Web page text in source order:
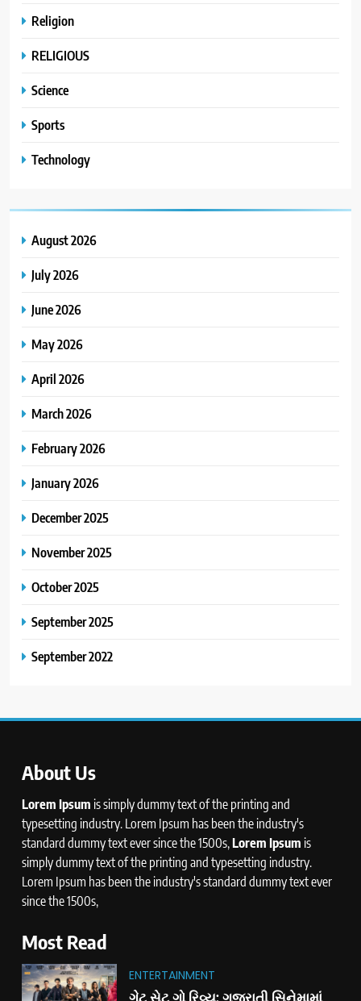
Religion
RELIGIOUS
Science
Sports
Technology
August 2026
July 2026
June 2026
May 2026
April 2026
March 2026
February 2026
January 2026
December 2025
November 2025
October 2025
September 2025
September 2022
About Us
Lorem Ipsum is simply dummy text of the printing and
typesetting industry. Lorem Ipsum has been the industry's
standard dummy text ever since the 1500s,Lorem Ipsum is
simply dummy text of the printing and typesetting industry.
Lorem Ipsum has been the industry's standard dummy text ever
since the 1500s,
Most Read
ENTERTAINMENT
ગેટ સેટ ગો રિવ્યુ: ગુજરાતી સિનેમામાં